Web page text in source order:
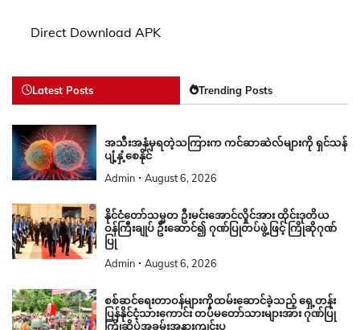
Direct Download APK
Latest Posts Trending Posts
အသီးအနှံမှရတဲ့သကြားက ကင်ဆာဆဲလ်များကို ရှင်သန်
ပျံ့နှံ့စေနိုင်
Admin August 6, 2026
နိုင်ငံတော်သမ္မတ ဦးမင်းအောင်လှိုင်အား ထိုင်းဒုတိယ
ဝန်ကြီးချုပ် ဦးဆောင်၍ ဂုဏ်ပြုတပ်ဖွဲ့ဖြင့် ကြိုဆိုဂုဏ်
ပြု
Admin August 6, 2026
စစ်ဆင်ရေးတာဝန်များကိုထမ်းဆောင်ခဲ့သည့် ရှေ့တန်း
ပြန်နိုင်ငံ့သားကောင်း တပ်မတော်သားများအား ဂုဏ်ပြု
ကြိုဆိုပွဲအခမ်းအနားကျင်းပ